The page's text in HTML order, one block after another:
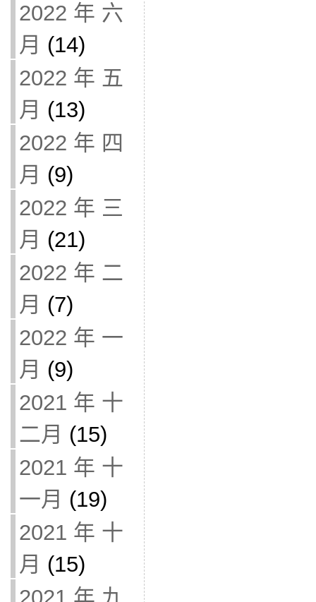
2022 年 六
月 (14)
2022 年 五
月 (13)
2022 年 四
月 (9)
2022 年 三
月 (21)
2022 年 二
月 (7)
2022 年 一
月 (9)
2021 年 十
二月 (15)
2021 年 十
一月 (19)
2021 年 十
月 (15)